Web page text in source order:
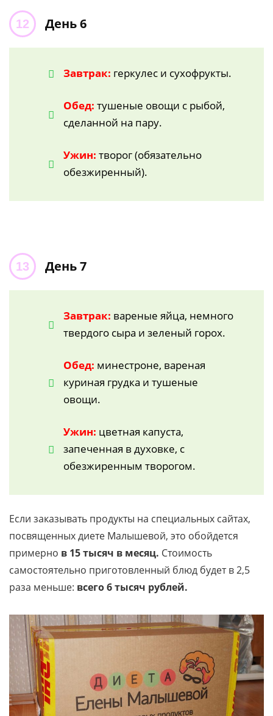
День 6
Завтрак: геркулес и сухофрукты.
Обед: тушеные овощи с рыбой,
сделанной на пару.
Ужин: творог (обязательно
обезжиренный).
День 7
Завтрак: вареные яйца, немного
твердого сыра и зеленый горох.
Обед: минестроне, вареная
куриная грудка и тушеные
овощи.
Ужин: цветная капуста,
запеченная в духовке, с
обезжиренным творогом.
Если заказывать продукты на специальных сайтах,
посвященных диете Малышевой, это обойдется
примерно в 15 тысяч в месяц. Стоимость
самостоятельно приготовленный блюд будет в 2,5
раза меньше: всего 6 тысяч рублей.